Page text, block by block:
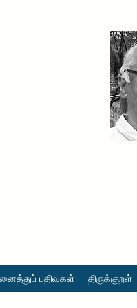
பதிவுகள் திருக்குறள்